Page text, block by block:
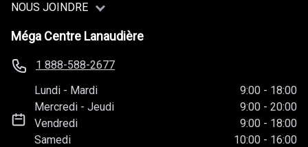
NOUS JOINDRE
Méga Centre Lanaudière
1 888-588-2677
Lundi - Mardi 9:00 - 18:00
Mercredi -Jeudi 9:00 - 20:00
Vendredi
9:00 - 18:00
Samedi
10:00 - 16:00